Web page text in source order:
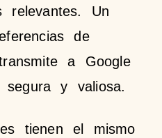
relevantes. Un
de
a Google
y valiosa.
tienen el mismo